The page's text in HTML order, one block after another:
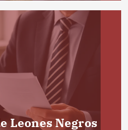
Leones Negros